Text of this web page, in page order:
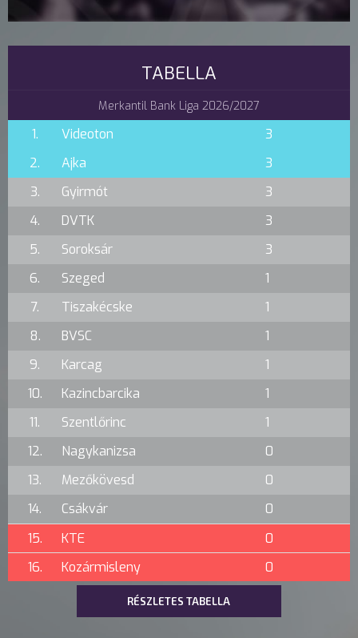
TABELLA
Merkantil Bank Liga 2026/2027
1. Videoton
3
2.
Ajka
3
3.
Gyirmót
3
4.
DVTK
3
5.
Soroksár
3
6.
Szeged
1
7.
Tiszakécske
1
8.
BVSC
1
9.
Karcag
1
10.
Kazincbarcika
1
11.
Szentlőrinc
1
12.
Nagykanizsa
0
13.
Mezőkövesd
0
14.
Csákvár
0
15.
KTE
0
16.
Kozármisleny 0
RÉSZLETES TABELLA